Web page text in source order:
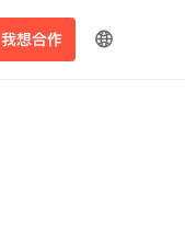
我想合作